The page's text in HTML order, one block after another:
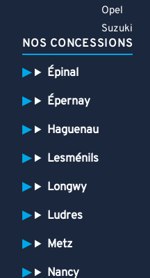
Opel
Suzuki
NOS CONCESSIONS
Épinal
Épernay
Haguenau
Lesménils
Longwy
Ludres
Metz
Nancy